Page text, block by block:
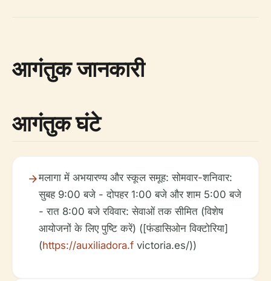
आगंतुक जानकारी
आगंतुक घंटे
मलागा में अभयारण्य और स्कूल समूह: सोमवार-शनिवार:
सुबह 9:00 बजे - दोपहर 1:00 बजे और शाम 5:00 बजे
- रात 8:00 बजे रविवार: सेवाओं तक सीमित (विशेष
आयोजनों के लिए पुष्टि करें) ([फंडासिओन विक्टोरिया]
(https://auxiliadora.f victoria.es/))